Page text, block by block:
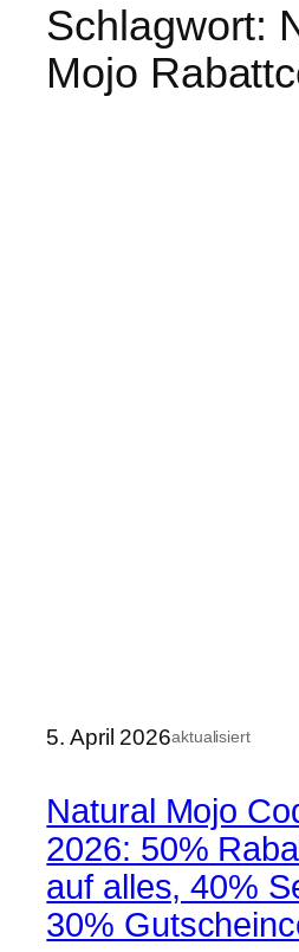
Schlagwort:
Mojo
5. April 2026aktualisiert
Natural Mojo
2026: 50%
auf alles, 40%
30%